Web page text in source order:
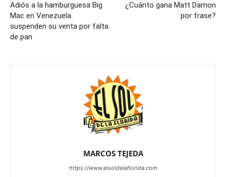
Adiós a la hamburguesa Big
Mac en Venezuela:
suspenden su venta por falta
de pan
¿Cuánto gana Matt Damon
por frase?
MARCOS TEJEDA
https://www.elsoldelaflorida.com